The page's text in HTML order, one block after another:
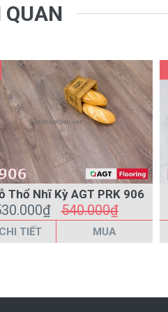
Thổ Nhĩ Kỳ AGT PRK 906
540.000₫
TIẾT MUA